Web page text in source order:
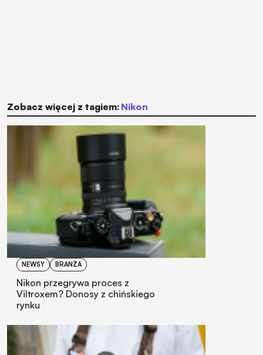
Zobacz więcej z tagiem: Nikon
NEWSY BRANŻA
Nikon przegrywa proces z
Viltroxem? Donosy z chińskiego
rynku